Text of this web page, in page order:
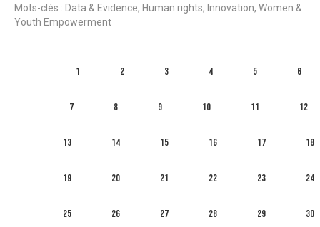
Mots-clés : Data & Evidence, Human rights, Innovation, Women &
Youth Empowerment
1 2 3 4 5 6
7 8 9 10 11 12
13 14 15 16 17 18
19 20 21 22 23 24
25 26 27 28 29 30